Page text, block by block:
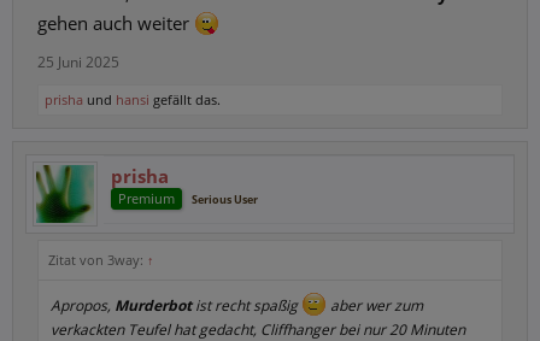
gehen auch weiter
25 Juni 2025
prisha und hansi gefällt das.
prisha
Premium Serious User
Zitat von 3way: ↑
Apropos, Murderbotist recht spaßig
aber wer zum
verkackten Teufel hat gedacht, Cliffhanger bei nur 20 Minuten